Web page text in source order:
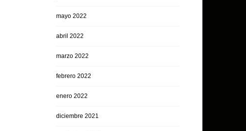
mayo 2022
abril 2022
marzo 2022
febrero 2022
enero 2022
diciembre 2021